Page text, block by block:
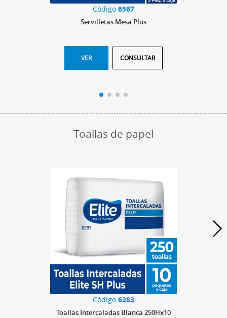
Código 6567
Servilletas Mesa Plus
VER CONSULTAR
Toallas de papel
Código 6283
Toallas Intercaladas Blanca 250Hx10